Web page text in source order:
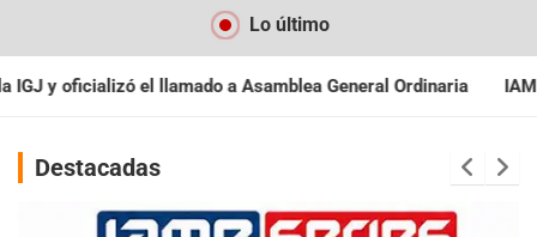
Lo último
General Ordinaria IAME SERIES ARGENTINA: Baradero
Destacadas